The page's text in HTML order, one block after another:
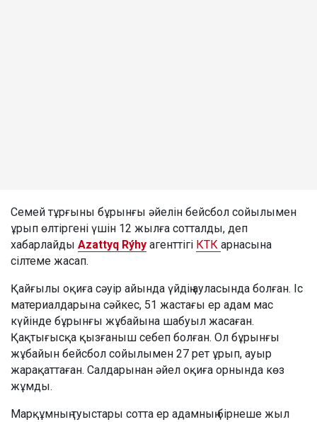
Семей тұрғыны бұрынғы әйелін бейсбол сойылымен
ұрып өлтіргені үшін 12 жылға сотталды, деп
хабарлайды Azattyq Rýhy агенттігі КТК арнасына
сілтеме жасап.
Қайғылы оқиға сәуір айында үйдің ауласында болған. Іс
материалдарына сәйкес, 51 жастағы ер адам мас
күйінде бұрынғы жұбайына шабуыл жасаған.
Қақтығысқа қызғаныш себеп болған. Ол бұрынғы
жұбайын бейсбол сойылымен 27 рет ұрып, ауыр
жарақаттаған. Салдарынан әйел оқиға орнында көз
жұмды.
Марқұмның туыстары сотта ер адамның бірнеше жыл